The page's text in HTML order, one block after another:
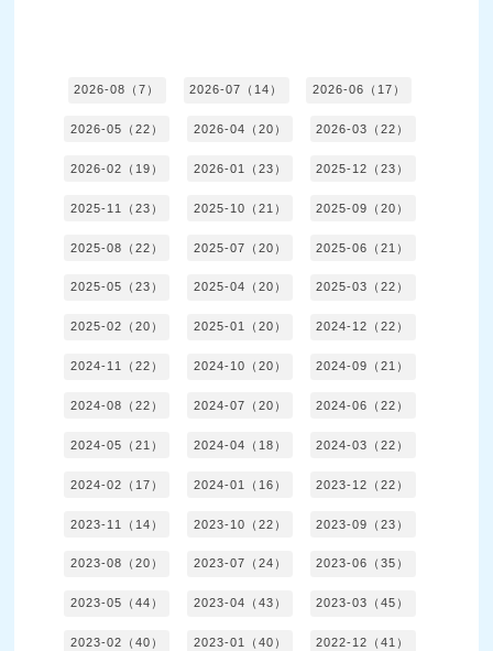
2026-08（7） 2026-07（14） 2026-06（17）
2026-05（22） 2026-04（20） 2026-03（22）
2026-02（19） 2026-01（23） 2025-12（23）
2025-11（23） 2025-10（21） 2025-09（20）
2025-08（22） 2025-07（20） 2025-06（21）
2025-05（23） 2025-04（20） 2025-03（22）
2025-02（20） 2025-01（20） 2024-12（22）
2024-11（22） 2024-10（20） 2024-09（21）
2024-08（22） 2024-07（20） 2024-06（22）
2024-05（21） 2024-04（18） 2024-03（22）
2024-02（17） 2024-01（16） 2023-12（22）
2023-11（14） 2023-10（22） 2023-09（23）
2023-08（20） 2023-07（24） 2023-06（35）
2023-05（44） 2023-04（43） 2023-03（45）
2023-02（40） 2023-01（40） 2022-12（41）